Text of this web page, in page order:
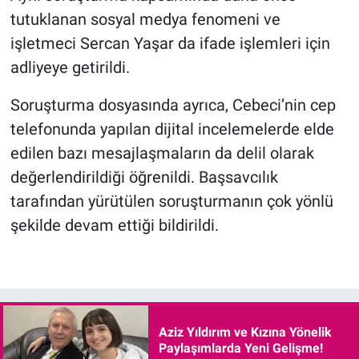
tutuklanan sosyal medya fenomeni ve
işletmeci Sercan Yaşar da ifade işlemleri için
adliyeye getirildi.
Soruşturma dosyasında ayrıca, Cebeci’nin cep
telefonunda yapılan dijital incelemelerde elde
edilen bazı mesajlaşmaların da delil olarak
değerlendirildiği öğrenildi. Başsavcılık
tarafından yürütülen soruşturmanın çok yönlü
şekilde devam ettiği bildirildi.
Aziz Yıldırım ve Kızına Yönelik
Paylaşımlarda Yeni Gelişme!